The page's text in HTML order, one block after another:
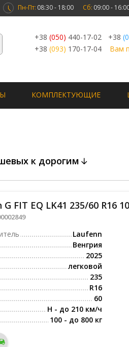
Пн-Пт: 08:30 - 18:00 Сб: 09:00 -
+38 (050) 440-17-02 +38
+38 (093) 170-17-04 Вам
КОМПЛЕКТУЮЩИЕ
к дорогим
FIT EQ LK41 235/60 R16
Laufenn
Венгрия
2025
легковой
235
R16
60
H - до 210 км/ч
100 - до 800 кг